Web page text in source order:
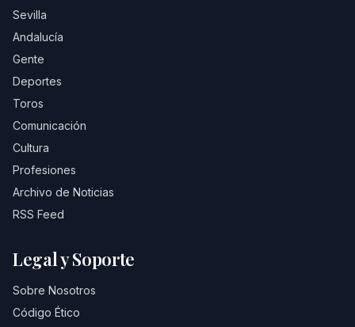
Sevilla
Andalucía
Gente
Deportes
Toros
Comunicación
Cultura
Profesiones
Archivo de Noticias
RSS Feed
Legal y Soporte
Sobre Nosotros
Código Ético